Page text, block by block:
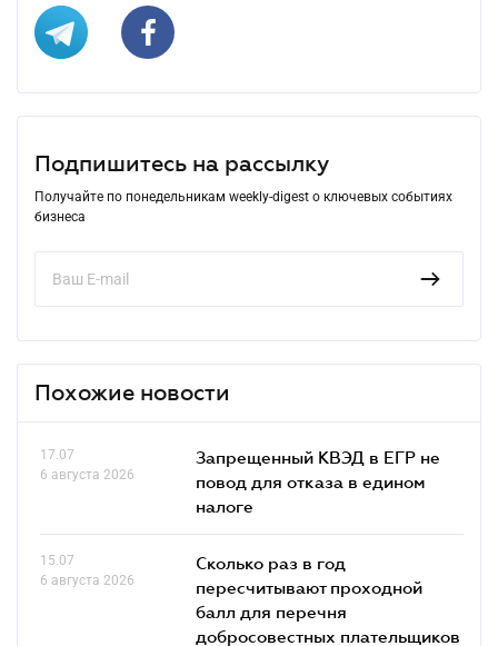
Подпишитесь на рассылку
Получайте по понедельникам weekly-digest о ключевых событиях
бизнеса
Похожие новости
17.07
6 августа 2026
Запрещенный КВЭД в ЕГР не
повод для отказа в едином
налоге
15.07
6 августа 2026
Сколько раз в год
пересчитывают проходной
балл для перечня
добросовестных плательщиков